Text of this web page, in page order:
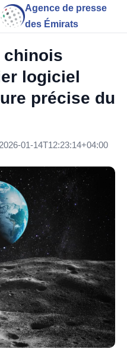
Agence de presse
des Émirats
chinois
logiciel
précise du
2026-01-14T12:23:14+04:00